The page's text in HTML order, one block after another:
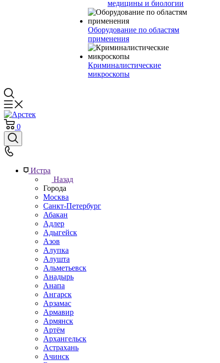
медицины и биологии
Оборудование по областям
применения
Криминалистические
микроскопы
0
Истра
Назад
Города
Москва
Санкт-Петербург
Абакан
Адлер
Адыгейск
Азов
Алупка
Алушта
Альметьевск
Анадырь
Анапа
Ангарск
Арзамас
Армавир
Армянск
Артём
Архангельск
Астрахань
Ачинск